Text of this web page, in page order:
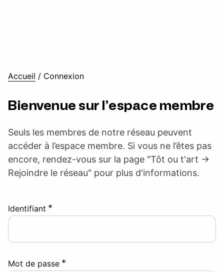
Accueil / Connexion
Bienvenue sur l’espace membre
Seuls les membres de notre réseau peuvent
accéder à l’espace membre. Si vous ne l’êtes pas
encore, rendez-vous sur la page "Tôt ou t'art ->
Rejoindre le réseau" pour plus d'informations.
Identifiant *
Mot de passe *